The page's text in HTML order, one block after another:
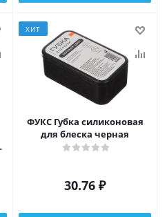
ХИТ
ФУКС Губка силиконовая
для блеска черная
30.76 ₽